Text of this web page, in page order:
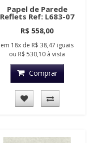
Papel de Parede
Reflets Ref: L683-07
R$ 558,00
em 18x de R$ 38,47 iguais
ou R$ 530,10 à vista
Comprar